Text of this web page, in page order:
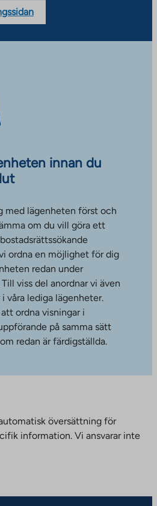
innan du
med lägenheten först och
om du vill göra ett
ordna en möjlighet för dig
redan under
viss del anordnar vi även
våra lediga lägenheter.
ordna visningar i
på samma sätt
redan är färdigställda.
översättning för
information. Vi ansvarar inte